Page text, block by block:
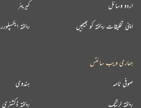
اردو وسائل
اپنی تخلیقات ریختہ کو بھیجیں
کیریئر
ریختہ ایکسپلورر
ہماری ویب سائٹس
ہندوی صوفی نامہ
ریختہ ڈکشنری ریختہ لرننگ